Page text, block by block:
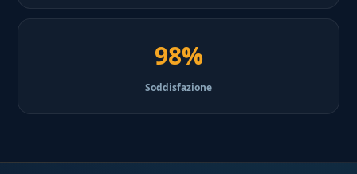
98%
Soddisfazione